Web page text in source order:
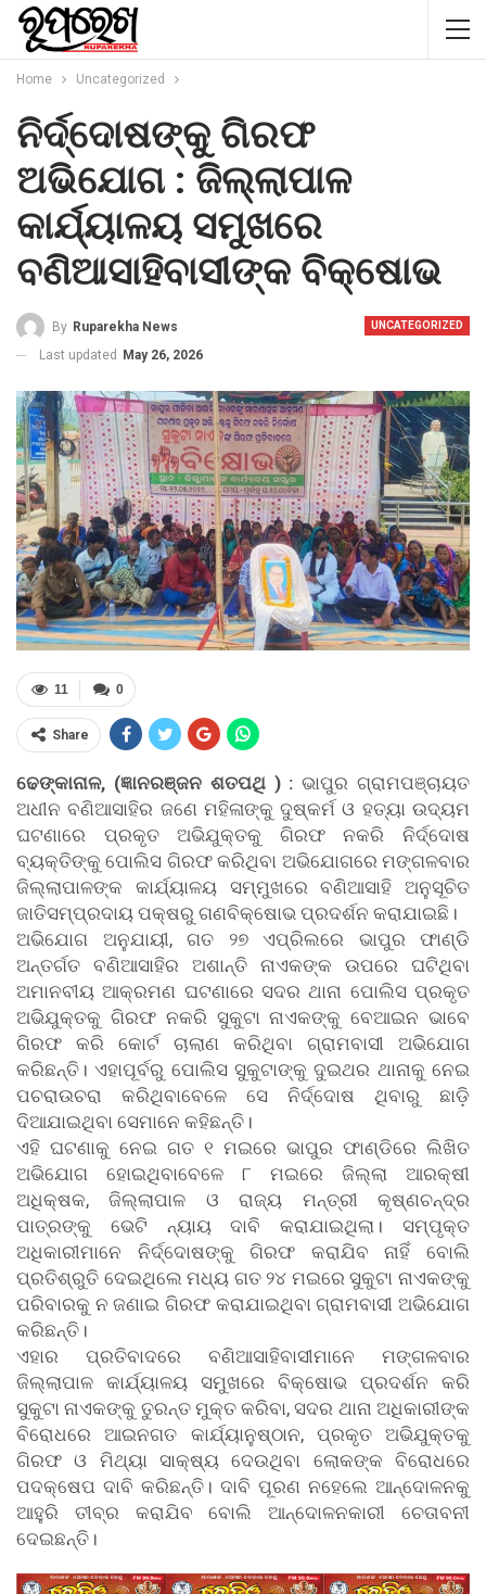
Home Uncategorized
ନିର୍ଦ୍ଦୋଷଙ୍କୁ ଗିରଫ
ଅଭିଯୋଗ : ଜିଲ୍ଲାପାଳ
କାର୍ଯ୍ୟାଳୟ ସମୁଖରେ
ବଣିଆସାହିବାସୀଙ୍କ ବିକ୍ଷୋଭ
UNCATEGORIZED
By Ruparekha News
Last updated May 26, 2026
0
11
Share
ଢେଙ୍କାନାଳ, (ଜ୍ଞାନରଞ୍ଜନ ଶତପଥି ) : ଭାପୁର ଗ୍ରାମପଞ୍ଚାୟତ
ଅଧୀନ ବଣିଆସାହିର ଜଣେ ମହିଳାଙ୍କୁ ଦୁଷ୍କର୍ମ ଓ ହତ୍ୟା ଉଦ୍ୟମ
ଘଟଣାରେ ପ୍ରକୃତ ଅଭିଯୁକ୍ତକୁ ଗିରଫ ନକରି ନିର୍ଦ୍ଦୋଷ
ବ୍ୟକ୍ତିଙ୍କୁ ପୋଲିସ ଗିରଫ କରିଥିବା ଅଭିଯୋଗରେ ମଙ୍ଗଳବାର
ଜିଲ୍ଲାପାଳଙ୍କ କାର୍ଯ୍ୟାଳୟ ସମ୍ମୁଖରେ ବଣିଆସାହି ଅନୁସୂଚିତ
ଜାତିସମ୍ପ୍ରଦାୟ ପକ୍ଷରୁ ଗଣବିକ୍ଷୋଭ ପ୍ରଦର୍ଶନ କରାଯାଇଛି।
ଅଭିଯୋଗ ଅନୁଯାୟୀ, ଗତ ୨୭ ଏପ୍ରିଲରେ ଭାପୁର ଫାଣ୍ଡି
ଅନ୍ତର୍ଗତ ବଣିଆସାହିର ଅଶାନ୍ତି ନାଏକଙ୍କ ଉପରେ ଘଟିଥିବା
ଅମାନବୀୟ ଆକ୍ରମଣ ଘଟଣାରେ ସଦର ଥାନା ପୋଲିସ ପ୍ରକୃତ
ଅଭିଯୁକ୍ତକୁ ଗିରଫ ନକରି ସୁକୁଟା ନାଏକଙ୍କୁ ବେଆଇନ ଭାବେ
ଗିରଫ କରି କୋର୍ଟ ଚାଲାଣ କରିଥିବା ଗ୍ରାମବାସୀ ଅଭିଯୋଗ
କରିଛନ୍ତି। ଏହାପୂର୍ବରୁ ପୋଲିସ ସୁକୁଟାଙ୍କୁ ଦୁଇଥର ଥାନାକୁ ନେଇ
ପଚରାଉଚରା କରିଥିବାବେଳେ ସେ ନିର୍ଦ୍ଦୋଷ ଥିବାରୁ ଛାଡ଼ି
ଦିଆଯାଇଥିବା ସେମାନେ କହିଛନ୍ତି।
ଏହି ଘଟଣାକୁ ନେଇ ଗତ ୧ ମଇରେ ଭାପୁର ଫାଣ୍ଡିରେ ଲିଖିତ
ଅଭିଯୋଗ ହୋଇଥିବାବେଳେ ୮ ମଇରେ ଜିଲ୍ଲା ଆରକ୍ଷୀ
ଅଧିକ୍ଷକ, ଜିଲ୍ଲାପାଳ ଓ ରାଜ୍ୟ ମନ୍ତ୍ରୀ କୃଷ୍ଣଚନ୍ଦ୍ର
ପାତ୍ରଙ୍କୁ ଭେଟି ନ୍ୟାୟ ଦାବି କରାଯାଇଥିଲା। ସମ୍ପୃକ୍ତ
ଅଧିକାରୀମାନେ ନିର୍ଦ୍ଦୋଷଙ୍କୁ ଗିରଫ କରାଯିବ ନାହିଁ ବୋଲି
ପ୍ରତିଶ୍ରୁତି ଦେଇଥିଲେ ମଧ୍ୟ ଗତ ୨୪ ମଇରେ ସୁକୁଟା ନାଏକଙ୍କୁ
ପରିବାରକୁ ନ ଜଣାଇ ଗିରଫ କରାଯାଇଥିବା ଗ୍ରାମବାସୀ ଅଭିଯୋଗ
କରିଛନ୍ତି।
ଏହାର ପ୍ରତିବାଦରେ ବଣିଆସାହିବାସୀମାନେ ମଙ୍ଗଳବାର
ଜିଲ୍ଲାପାଳ କାର୍ଯ୍ୟାଳୟ ସମୁଖରେ ବିକ୍ଷୋଭ ପ୍ରଦର୍ଶନ କରି
ସୁକୁଟା ନାଏକଙ୍କୁ ତୁରନ୍ତ ମୁକ୍ତ କରିବା, ସଦର ଥାନା ଅଧିକାରୀଙ୍କ
ବିରୋଧରେ ଆଇନଗତ କାର୍ଯ୍ୟାନୁଷ୍ଠାନ, ପ୍ରକୃତ ଅଭିଯୁକ୍ତକୁ
ଗିରଫ ଓ ମିଥ୍ୟା ସାକ୍ଷ୍ୟ ଦେଉଥିବା ଲୋକଙ୍କ ବିରୋଧରେ
ପଦକ୍ଷେପ ଦାବି କରିଛନ୍ତି। ଦାବି ପୂରଣ ନହେଲେ ଆନ୍ଦୋଳନକୁ
ଆହୁରି ତୀବ୍ର କରାଯିବ ବୋଲି ଆନ୍ଦୋଳନକାରୀ ଚେତାବନୀ
ଦେଇଛନ୍ତି।